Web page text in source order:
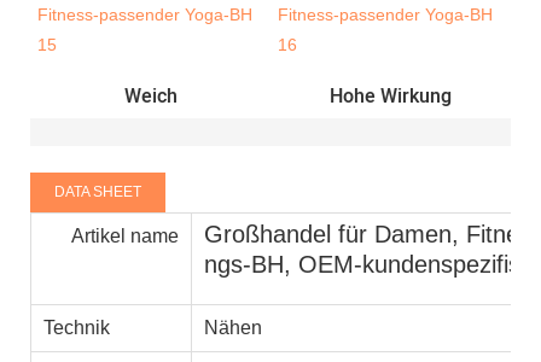
Weich Hohe Wirkung
DATA SHEET
Artikel name
Großhandel für Damen,
ngs-BH, OEM-
Technik Nähen